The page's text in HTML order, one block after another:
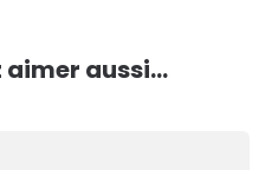
aussi...